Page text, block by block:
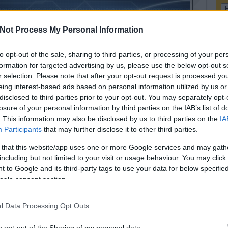
Process My Personal Information
opt-out of the sale, sharing to third parties, or processing of your
for targeted advertising by us, please use the below opt-out
selection. Please note that after your opt-out request is processed
interest-based ads based on personal information utilized by us
to third parties prior to your opt-out. You may separately
of your personal information by third parties on the IAB’s list of
This information may also be disclosed by us to third parties on the
Participants that may further disclose it to other third parties.
that this website/app uses one or more Google services and may
but not limited to your visit or usage behaviour. You may
to Google and its third-party tags to use your data for below
consent section.
Data Processing Opt Outs
technológiákat kihasználó okos alkatrészt. A
a szükséges drótokat a nyomtatott fémnyélbe ágyaztuk.
a csapágyba vezeték nélküli kommunikációs megoldást
adattovábbítás működött, megütötték az elvárt mércét.
akkor gyorsul fel, ha az alkatrész közvetlenül a
megtehetjük a következő lépést a
a kutatócsoportot vezető Pasi Puukko.
kötetlenebbé válik a gyártófolyamat. Az
valósidejű visszacsatolással ugyanis hatékonyabb,
folyamatosabb a gyártás, drasztikusan